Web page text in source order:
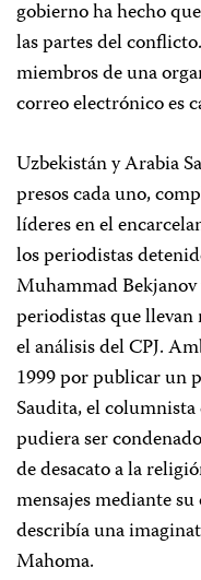
gobierno ha hecho
las partes del
miembros de una
correo electrónico es
Uzbekistán y Arabia
presos cada uno,
líderes en el
los periodistas
Muhammad
periodistas que llevan
el análisis del CPJ.
1999 por publicar un
Saudita, el
pudiera ser
de desacato a la
mensajes mediante
describía una
Mahoma.